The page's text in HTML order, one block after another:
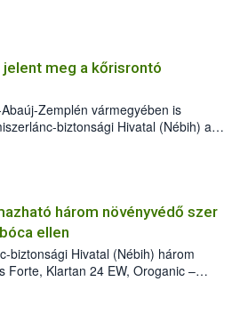
meg a kőrisrontó
Zemplén vármegyében is
biztonsági Hivatal (Nébih) a
(Agrilus planipennis) jelenlétét. A
találták meg, de már fertőzött
az intézkedéseket a szlovák
a terjedés megállítása érdekében.
három növényvédő szer
ellen
biztonsági Hivatal (Nébih) három
Forte, Klartan 24 EW, Oroganic –
így azok a szüretet követően,
(BBCH 91) stádiumáig